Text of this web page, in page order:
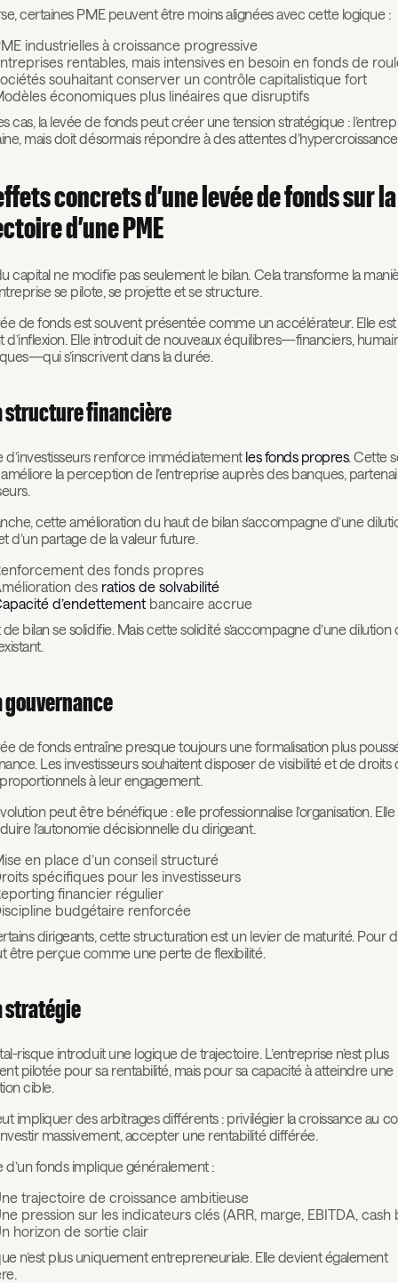
certaines PME peuvent être moins alignées avec cette logique :
industrielles à croissance progressive
rentables, mais intensives en besoin en fonds de
souhaitant conserver un contrôle capitalistique fort
économiques plus linéaires que disruptifs
cas, la levée de fonds peut créer une tension stratégique :
mais doit désormais répondre à des attentes
concrets d’une levée de fonds sur la
d’une PME
capital ne modifie pas seulement le bilan. Cela transforme la
se pilote, se projette et se structure.
de fonds est souvent présentée comme un accélérateur. Elle est
d’inflexion. Elle introduit de nouveaux équilibres—financiers,
s’inscrivent dans la durée.
structure financière
d’investisseurs renforce immédiatement les fonds propres. Cette
la perception de l’entreprise auprès des banques,
cette amélioration du haut de bilan s’accompagne d’une
d’un partage de la valeur future.
des fonds propres
des ratios de solvabilité
d’endettementbancaire accrue
bilan se solidifie. Mais cette solidité s’accompagne d’une dilution
gouvernance
de fonds entraîne presque toujours une formalisation plus
Les investisseurs souhaitent disposer de visibilité et de droits
à leur engagement.
peut être bénéfique : elle professionnalise l’organisation.
l’autonomie décisionnelle du dirigeant.
en place d’un conseil structuré
spécifiques pour les investisseurs
financier régulier
budgétaire renforcée
dirigeants, cette structuration est un levier de maturité. Pour
être perçue comme une perte de flexibilité.
stratégie
risque introduit une logique de trajectoire. L’entreprise n’est plus
pilotée pour sa rentabilité, mais pour sa capacité à atteindre une
cible.
impliquer des arbitrages différents : privilégier la croissance au
massivement, accepter une rentabilité différée.
d’un fonds implique généralement :
trajectoire de croissance ambitieuse
pression sur les indicateurs clés (ARR, marge, EBITDA, cash
horizon de sortie clair
n’est plus uniquement entrepreneuriale. Elle devient également